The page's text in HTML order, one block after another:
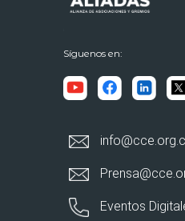
Síguenos en:
Eventos